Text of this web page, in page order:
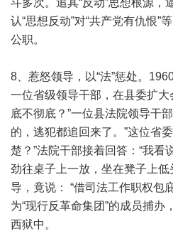
斗多次。追其“反动”思想根源，
认“思想反动”对“共产党有仇恨”
公职。
8、惹怒领导，以“法”惩处。
一位省级领导干部，在县委扩大
底不彻底？”一位县法院领导干
的，逃犯都追回来了。”这位省
楚？”法院干部接着回答：“我看
劲往桌子上一放，坐在凳子上
导，竟说： “借司法工作职权
为“现行反革命集团”的成员捕办
西狱中。